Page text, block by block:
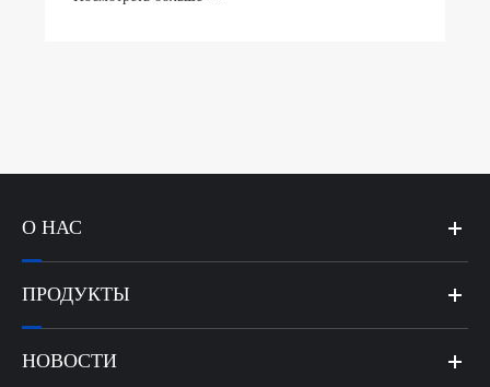
О НАС
ПРОДУКТЫ
НОВОСТИ